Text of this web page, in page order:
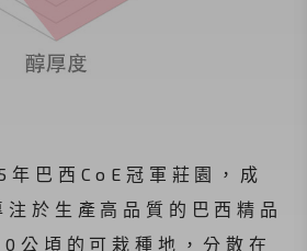
巴西CoE冠軍莊園，成
於生產高品質的巴西精品
公頃的可栽種地，分散在